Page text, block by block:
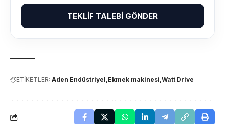
TEKLIF TALEBI GÖNDER
ETİKETLER: Aden Endüstriyel Ekmek makinesi Watt Drive